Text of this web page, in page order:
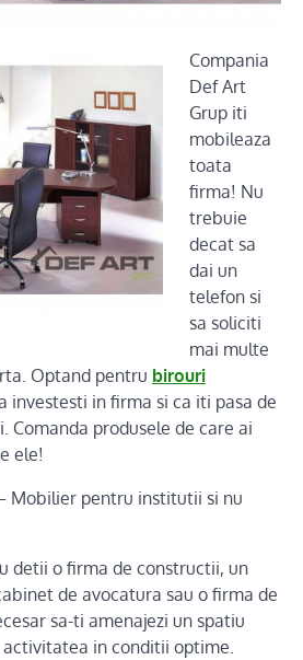
Compania
Def Art
Grup iti
mobileaza
toata
firma! Nu
trebuie
decat sa
dai un
telefon si
sa soliciti
mai multe
Optand pentru birouri
investesti in firma si ca iti pasa de
Comanda produsele de care ai
ele!
Mobilier pentru institutii si nu
detii o firma de constructii, un
de avocatura sau o firma de
sa-ti amenajezi un spatiu
in conditii optime.